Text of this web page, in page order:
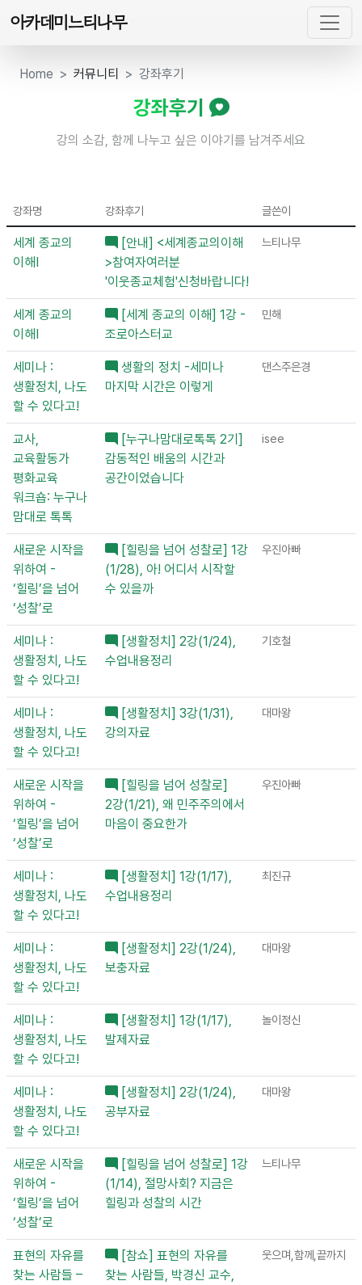
아카데미느티나무
Home 커뮤니티 강좌후기
강좌후기
강의 소감, 함께 나누고 싶은 이야기를 남겨주세요
강좌명 강좌후기 글쓴이
세계 종교의
이해Ⅰ
[안내] <세계종교의이해
>참여자여러분
'이웃종교체험'신청바랍니다!
느티나무
세계 종교의
이해Ⅰ
[세계 종교의 이해] 1강 -
조로아스터교
민해
세미나 :
생활정치, 나도
할 수 있다고!
생활의 정치 -세미나
마지막 시간은 이렇게
댄스주은경
교사,
교육활동가
평화교육
워크숍: 누구나
맘대로 톡톡
[누구나맘대로톡톡 2기]
감동적인 배움의 시간과
공간이었습니다
isee
새로운 시작을
위하여 -
‘힐링’을 넘어
‘성찰’로
[힐링을 넘어 성찰로] 1강
(1/28), 아! 어디서 시작할
수 있을까
우진아빠
세미나 :
생활정치, 나도
할 수 있다고!
[생활정치] 2강(1/24),
수업내용정리
기호철
세미나 :
생활정치, 나도
할 수 있다고!
[생활정치] 3강(1/31),
강의자료
대마왕
새로운 시작을
위하여 -
‘힐링’을 넘어
‘성찰’로
[힐링을 넘어 성찰로]
2강(1/21), 왜 민주주의에서
마음이 중요한가
우진아빠
세미나 :
생활정치, 나도
할 수 있다고!
[생활정치] 1강(1/17),
수업내용정리
최진규
세미나 :
생활정치, 나도
할 수 있다고!
[생활정치] 2강(1/24),
보충자료
대마왕
세미나 :
생활정치, 나도
할 수 있다고!
[생활정치] 1강(1/17),
발제자료
놀이정신
세미나 :
생활정치, 나도
할 수 있다고!
[생활정치] 2강(1/24),
공부자료
대마왕
새로운 시작을
위하여 -
‘힐링’을 넘어
‘성찰’로
[힐링을 넘어 성찰로] 1강
(1/14), 절망사회? 지금은
힐링과 성찰의 시간
느티나무
표현의 자유를
찾는 사람들 –
[참쇼] 표현의 자유를
찾는 사람들, 박경신 교수,
웃으며,함께,끝까지